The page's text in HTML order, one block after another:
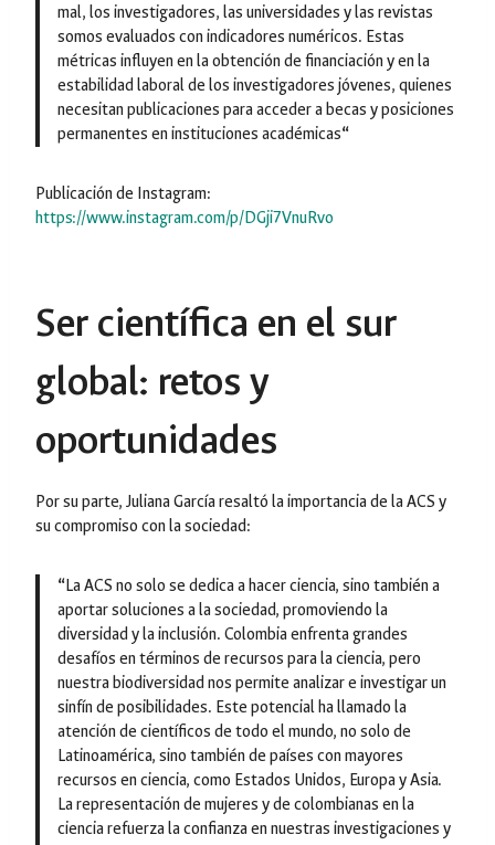
mal, los investigadores, las universidades y las revistas
somos evaluados con indicadores numéricos. Estas
métricas influyen en la obtención de financiación y en la
estabilidad laboral de los investigadores jóvenes, quienes
necesitan publicaciones para acceder a becas y posiciones
permanentes en instituciones académicas“
Publicación de Instagram:
https://www.instagram.com/p/DGji7VnuRvo
Ser científica en el sur
global: retos y
oportunidades
Por su parte, Juliana García resaltó la importancia de la ACS y
su compromiso con la sociedad:
“La ACS no solo se dedica a hacer ciencia, sino también a
aportar soluciones a la sociedad, promoviendo la
diversidad y la inclusión. Colombia enfrenta grandes
desafíos en términos de recursos para la ciencia, pero
nuestra biodiversidad nos permite analizar e investigar un
sinfín de posibilidades. Este potencial ha llamado la
atención de científicos de todo el mundo, no solo de
Latinoamérica, sino también de países con mayores
recursos en ciencia, como Estados Unidos, Europa y Asia.
La representación de mujeres y de colombianas en la
ciencia refuerza la confianza en nuestras investigaciones y